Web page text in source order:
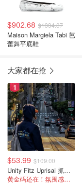
$902.68 $1334.87
Maison Margiela Tabi 芭
蕾舞平底鞋
大家都在抢
1
$53.99 $109.00
Unity Fitz Uprisal 抓绒卫衣
黄金码还在！氛围感之神